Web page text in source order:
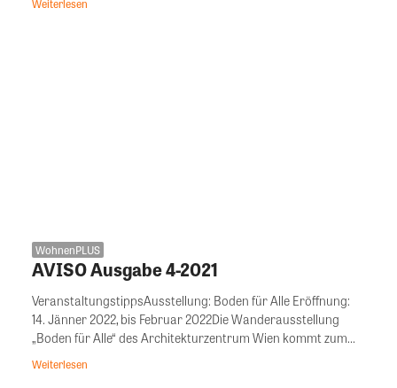
Weiterlesen
WohnenPLUS
AVISO Ausgabe 4-2021
VeranstaltungstippsAusstellung: Boden für Alle Eröffnung:
14. Jänner 2022, bis Februar 2022Die Wanderausstellung
„Boden für Alle“ des Architekturzentrum Wien kommt zum...
Weiterlesen